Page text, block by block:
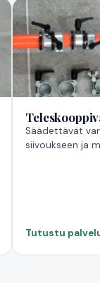
Säädettävät
siivoukseen ja
Tutustu